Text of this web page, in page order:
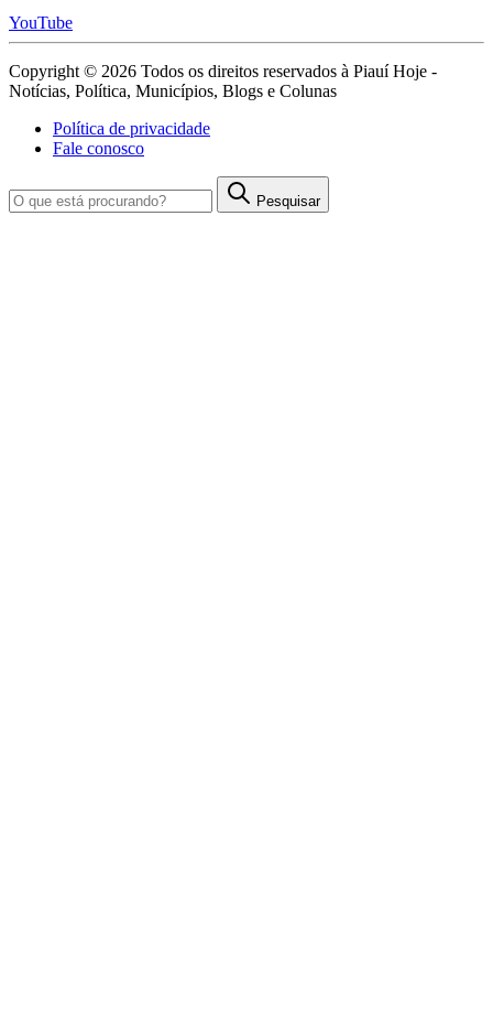
YouTube
Copyright © 2026 Todos os direitos reservados à Piauí Hoje -
Notícias, Política, Municípios, Blogs e Colunas
Política de privacidade
Fale conosco
Pesquisar